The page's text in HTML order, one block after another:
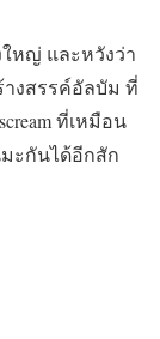
หญ่ และหวังว่า
งสรรค์อัลบัม ที่
ที่เหมือน
ะกันได้อีกสัก